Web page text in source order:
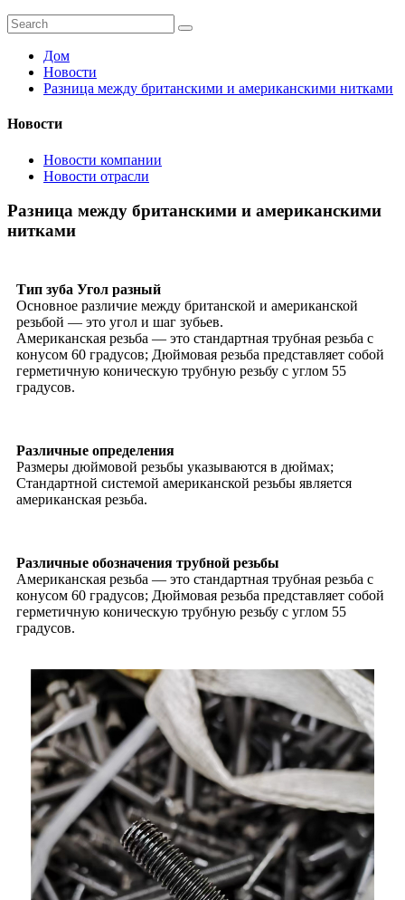
Дом
Новости
Разница между британскими и американскими нитками
Новости
Новости компании
Новости отрасли
Разница между британскими и американскими
нитками
Тип зуба Угол разный
Основное различие между британской и американской
резьбой — это угол и шаг зубьев.
Американская резьба — это стандартная трубная резьба с
конусом 60 градусов; Дюймовая резьба представляет собой
герметичную коническую трубную резьбу с углом 55
градусов.
Различные определения
Размеры дюймовой резьбы указываются в дюймах;
Стандартной системой американской резьбы является
американская резьба.
Различные обозначения трубной резьбы
Американская резьба — это стандартная трубная резьба с
конусом 60 градусов; Дюймовая резьба представляет собой
герметичную коническую трубную резьбу с углом 55
градусов.